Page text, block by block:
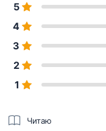
5
4
3
2
1
Читаю